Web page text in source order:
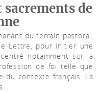
de
du terrain pastoral,
Lettre, pour initier une
notamment sur la
de foi telle que
du contexte français. La